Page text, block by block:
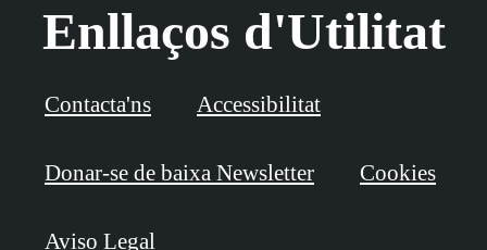
Enllaços d'Utilitat
Contacta'ns Accessibilitat
Donar-se de baixa Newsletter Cookies
Aviso Legal